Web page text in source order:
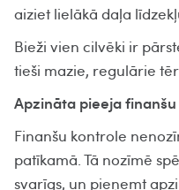
aiziet lielākā daļa
Bieži vien cilvēki ir
tieši mazie, regulārie
Apzināta pieeja
Finanšu kontrole
patīkamā. Tā nozīmē
svarīgs, un pieņemt